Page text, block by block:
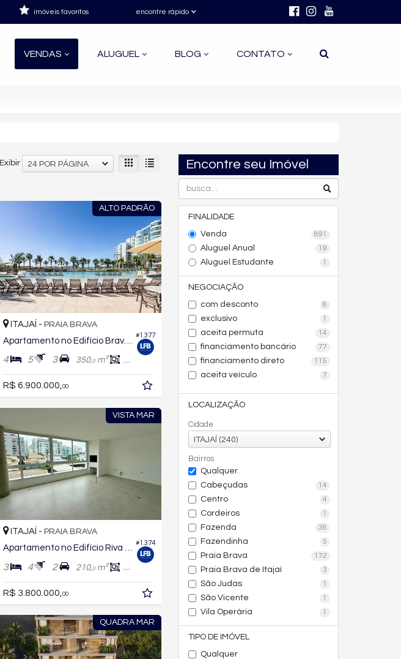
encontre rápido
imóveis favoritos
VENDAS ALUGUEL BLOG CONTATO
Encontre seu Imóvel
FINALIDADE
Venda
891
Aluguel Anual 19
Aluguel Estudante 1
NEGOCIAÇÃO
com desconto
8
exclusivo 1
aceita permuta 14
financiamento bancário 77
financiamento direto 115
aceita veículo 7
LOCALIZAÇÃO
Cidade
ITAJAÍ (240)
Bairros
Qualquer
Cabeçudas
14
Centro 4
Cordeiros 1
Fazenda 38
Fazendinha 5
Praia Brava 172
Praia Brava de Itajaí 3
São Judas 1
São Vicente 1
Vila Operária 1
TIPO DE IMÓVEL
Qualquer
Exibir 24 POR PÁGINA
ALTO PADRÃO
#1.377
ITAJAÍ - PRAIA BRAVA
Apartamento no Edifício Brava Beach - Reserva Figueira
4 5 3 350,0m² 204,
R$ 6.900.000, 00
VISTA MAR
#1.374
ITAJAÍ - PRAIA BRAVA
Apartamento no Edifício Riva Praia Brava
3 4 2 210,0m² 127,
R$ 3.800.000,00
QUADRA MAR